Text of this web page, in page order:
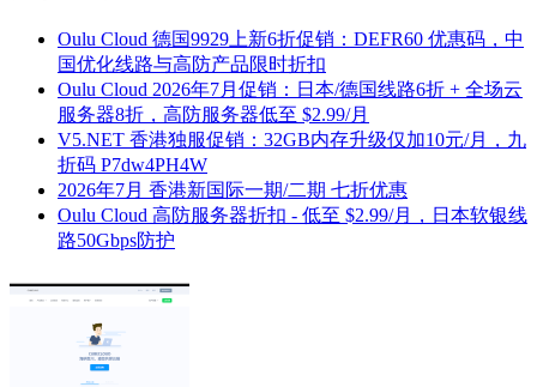
Oulu Cloud 德国9929上新6折促销：DEFR60 优惠码，中
国优化线路与高防产品限时折扣
Oulu Cloud 2026年7月促销：日本/德国线路6折 + 全场云
服务器8折，高防服务器低至 $2.99/月
V5.NET 香港独服促销：32GB内存升级仅加10元/月，九
折码 P7dw4PH4W
2026年7月 香港新国际一期/二期 七折优惠
Oulu Cloud 高防服务器折扣 - 低至 $2.99/月，日本软银线
路50Gbps防护